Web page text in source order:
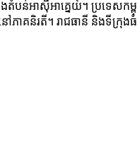
ងតំបន់អាស៊ីអាគ្នេយ៍។ ប្រទេ
និរតី។ រាជធានី និងទីក្រុងធំ